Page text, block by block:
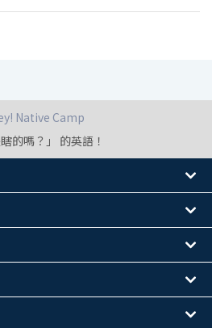
Native Camp
的嗎？」 的英語！